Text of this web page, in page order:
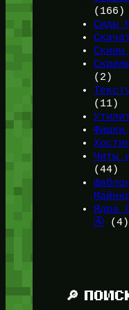
(166)
Сиды
Скины
(2)
(11)
Фишки
Читы
(44)
Ядра
🚰(4)
🔎